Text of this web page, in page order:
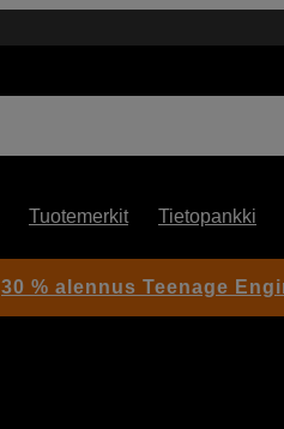
Tuotemerkit Tietopankki
30 % alennus Teenage